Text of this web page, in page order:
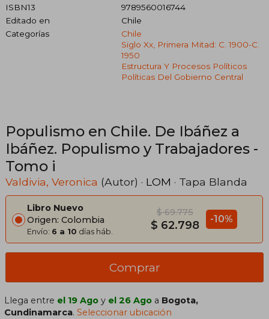
ISBN13
9789560016744
Editado en
Chile
Categorías
Chile
Siglo Xx, Primera Mitad: C. 1900-C.
1950
Estructura Y Procesos Políticos
Políticas Del Gobierno Central
Populismo en Chile. De Ibáñez a
Ibáñez. Populismo y Trabajadores -
Tomo i
Valdivia, Veronica (Autor) · LOM · Tapa Blanda
Libro Nuevo
Origen: Colombia
Envío: 6 a 10 días háb.
$ 69.775
$ 62.798 -10%
Comprar
Llega entre el 19 Ago y el 26 Ago a Bogota,
Cundinamarca.Seleccionar ubicación